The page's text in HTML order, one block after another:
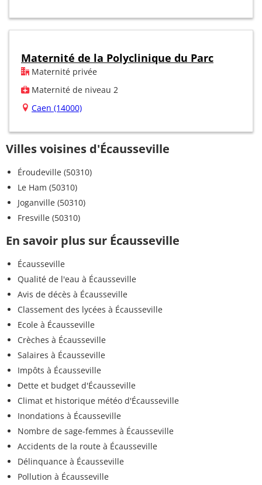
Maternité de la Polyclinique du Parc
Maternité privée
Maternité de niveau 2
Caen (14000)
Villes voisines d'Écausseville
Éroudeville (50310)
Le Ham (50310)
Joganville (50310)
Fresville (50310)
En savoir plus sur Écausseville
Écausseville
Qualité de l'eau à Écausseville
Avis de décès à Écausseville
Classement des lycées à Écausseville
Ecole à Écausseville
Crèches à Écausseville
Salaires à Écausseville
Impôts à Écausseville
Dette et budget d'Écausseville
Climat et historique météo d'Écausseville
Inondations à Écausseville
Nombre de sage-femmes à Écausseville
Accidents de la route à Écausseville
Délinquance à Écausseville
Pollution à Écausseville